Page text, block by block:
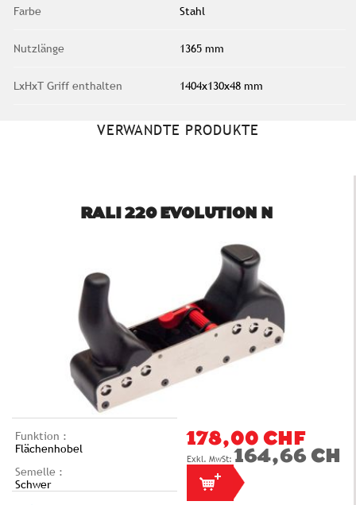
Farbe Stahl
Nutzlänge 1365 mm
LxHxT Griff enthalten 1404x130x48 mm
VERWANDTE PRODUKTE
RALI 220 EVOLUTION N
Funktion :
Flächenhobel
Semelle :
Schwer
178,00 CHF
164,66 CHF